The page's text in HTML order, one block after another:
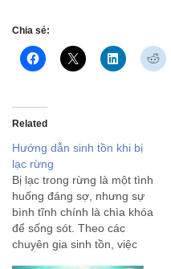
Chia sẻ:
Related
Hướng dẫn sinh tồn khi bị
lạc rừng
Bị lạc trong rừng là một tình
huống đáng sợ, nhưng sự
bình tĩnh chính là chìa khóa
để sống sót. Theo các
chuyên gia sinh tồn, việc